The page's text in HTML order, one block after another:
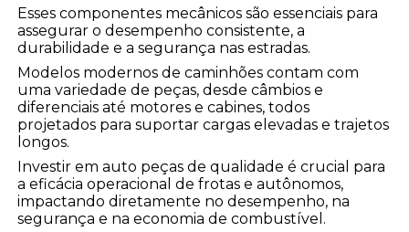
Esses componentes mecânicos são essenciais para
assegurar o desempenho consistente, a
durabilidade e a segurança nas estradas.
Modelos modernos de caminhões contam com
uma variedade de peças, desde câmbios e
diferenciais até motores e cabines, todos
projetados para suportar cargas elevadas e trajetos
longos.
Investir em auto peças de qualidade é crucial para
a eficácia operacional de frotas e autônomos,
impactando diretamente no desempenho, na
segurança e na economia de combustível.